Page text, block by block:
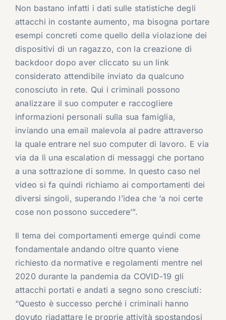
Non bastano infatti i dati sulle statistiche degli
attacchi in costante aumento, ma bisogna portare
esempi concreti come quello della violazione dei
dispositivi di un ragazzo, con la creazione di
backdoor dopo aver cliccato su un link
considerato attendibile inviato da qualcuno
conosciuto in rete. Qui i criminali possono
analizzare il suo computer e raccogliere
informazioni personali sulla sua famiglia,
inviando una email malevola al padre attraverso
la quale entrare nel suo computer di lavoro. E via
via da lì una escalation di messaggi che portano
a una sottrazione di somme. In questo caso nel
video si fa quindi richiamo ai comportamenti dei
diversi singoli, superando l’idea che ‘a noi certe
cose non possono succedere’”.
Il tema dei comportamenti emerge quindi come
fondamentale andando oltre quanto viene
richiesto da normative e regolamenti mentre nel
2020 durante la pandemia da COVID-19 gli
attacchi portati e andati a segno sono cresciuti:
“Questo è successo perché i criminali hanno
dovuto riadattare le proprie attività spostandosi